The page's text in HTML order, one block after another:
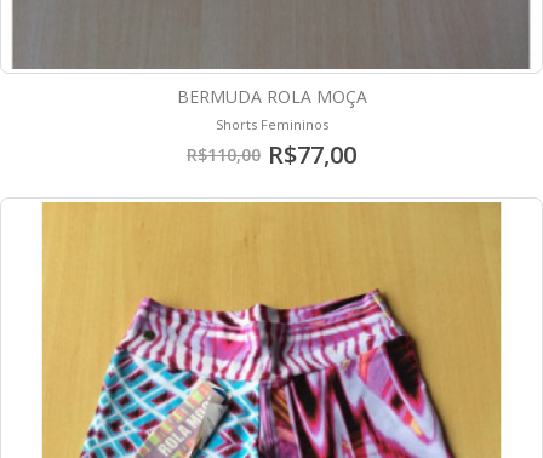
BERMUDA ROLA MOÇA
Shorts Femininos
R$110,00 R$77,00